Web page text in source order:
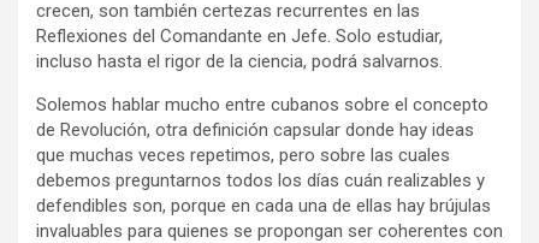
crecen, son también certezas recurrentes en las
Reflexiones del Comandante en Jefe. Solo estudiar,
incluso hasta el rigor de la ciencia, podrá salvarnos.
Solemos hablar mucho entre cubanos sobre el concepto
de Revolución, otra definición capsular donde hay ideas
que muchas veces repetimos, pero sobre las cuales
debemos preguntarnos todos los días cuán realizables y
defendibles son, porque en cada una de ellas hay brújulas
invaluables para quienes se propongan ser coherentes con